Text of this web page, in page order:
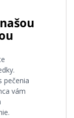
pečenia
vám